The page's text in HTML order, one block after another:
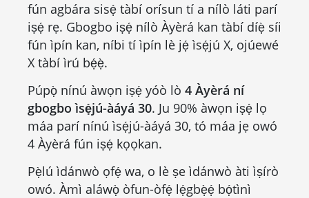
fún agbára sisẹ́ tàbí orísun tí a nílò láti parí
iṣẹ́ rẹ. Gbogbo iṣẹ́ nílò Àyèrá kan tàbí díẹ̀ síi
fún ìpín kan, níbi tí ìpín lè jẹ́ ìsẹ́jú X, ojúewé
X tàbí ìrú bẹ́ẹ̀.
Púpọ̀ nínú àwọn iṣẹ́ yóò lò 4 Àyèrá ní
gbogbo ìsẹ́jú-àáyá 30. Ju 90% àwọn iṣẹ́ lọ
máa parí nínú ìsẹ́jú-àáyá 30, tó máa jẹ owó
4 Àyèrá fún iṣẹ́ kọọkan.
Pẹ̀lú ìdánwò ọfẹ́ wa, o lè ṣe ìdánwò àti ìṣírò
owó. Àmì aláwọ̀ òfun-òfẹ́ lẹ́gbẹ̀ẹ́ bọ́tìnì